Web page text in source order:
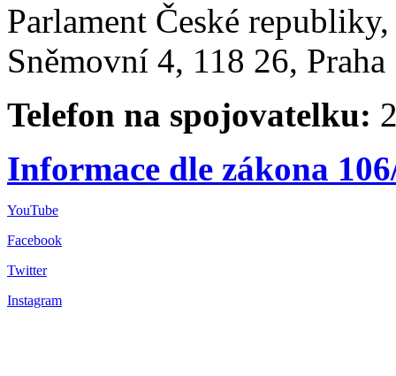
Parlament České
Sněmovní 4, 118 26,
Telefon na spojovatelku:
Informace dle zákona
YouTube
Facebook
Twitter
Instagram